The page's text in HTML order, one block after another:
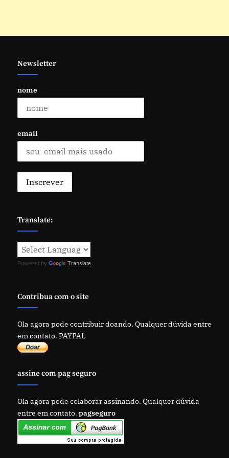
Newsletter
nome
email
Translate:
Powered by Translate
Contribua com o site
Ola agora pode contribuir doando. Qualquer dúvida entre
em contato. PAYPAL
assine com pag seguro
Ola agora pode colaborar assinando. Qualquer dúvida
entre em contato. pagseguro